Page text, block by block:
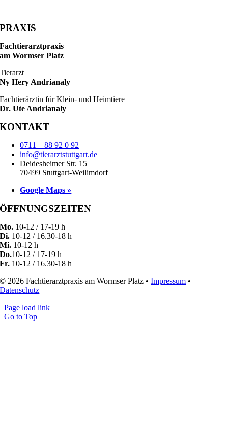
PRAXIS
Fachtierarztpraxis
am Wormser Platz
Tierarzt
Ny Hery Andrianaly
Fachtierärztin für Klein- und Heimtiere
Dr. Ute Andrianaly
KONTAKT
0711 – 88 92 0 92
info@tierarztstuttgart.de
Deidesheimer Str. 15
70499 Stuttgart-Weilimdorf
Google Maps »
ÖFFNUNGSZEITEN
Mo. 10-12 / 17-19 h
Di. 10-12 / 16.30-18 h
Mi. 10-12 h
Do.10-12 / 17-19 h
Fr. 10-12 / 16.30-18 h
© 2026 Fachtierarztpraxis am Wormser Platz •Impressum •
Datenschutz
Page load link
Go to Top